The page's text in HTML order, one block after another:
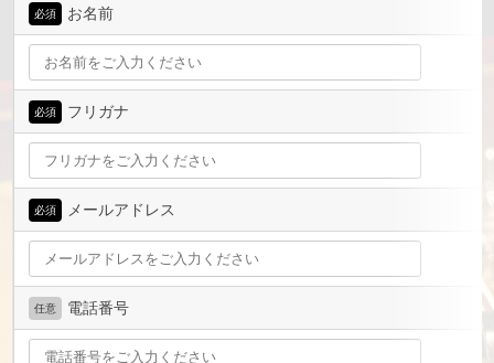
必須 お名前
必須 フリガナ
必須 メールアドレス
任意 電話番号